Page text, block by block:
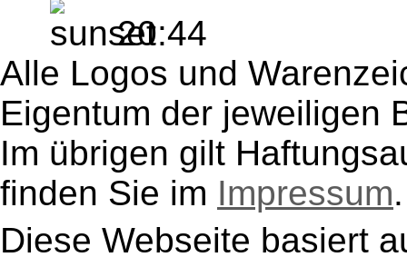
20:44
Alle Logos und
Eigentum der jeweiligen
Im übrigen gilt
finden Sie im Impressum.
Diese Webseite basiert